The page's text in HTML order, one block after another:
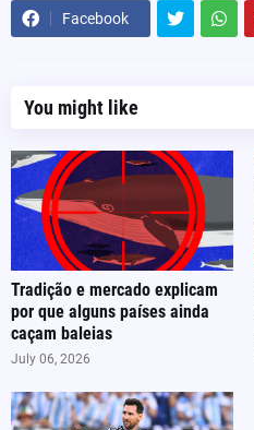
Facebook
You might like
Tradição e mercado explicam
por que alguns países ainda
caçam baleias
July 06, 2026